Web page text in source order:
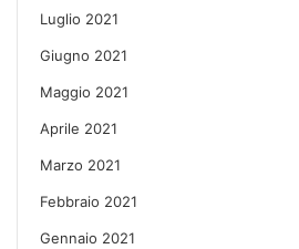
Luglio 2021
Giugno 2021
Maggio 2021
Aprile 2021
Marzo 2021
Febbraio 2021
Gennaio 2021